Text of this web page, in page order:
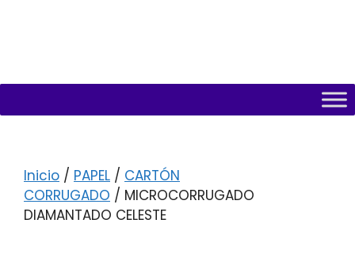
Inicio / PAPEL / CARTÓN
CORRUGADO / MICROCORRUGADO
DIAMANTADO CELESTE